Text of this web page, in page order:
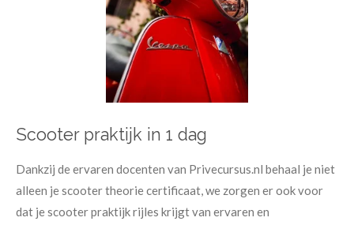
Scooter praktijk in 1 dag
Dankzij de ervaren docenten van Privecursus.nl behaal je niet
alleen je scooter theorie certificaat, we zorgen er ook voor
dat je scooter praktijk rijles krijgt van ervaren en